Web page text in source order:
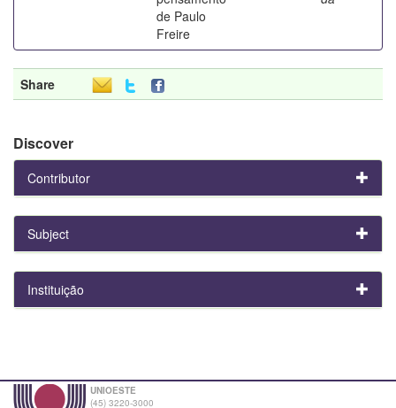
de Paulo
Freire
Share
Discover
Contributor
Subject
Instituição
UNIOESTE
(45) 3220-3000